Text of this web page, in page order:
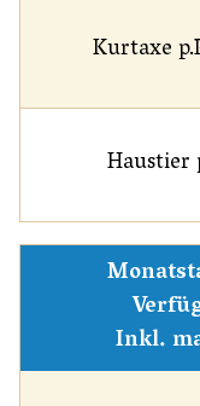
Kurtaxe
Haustier
Inkl.